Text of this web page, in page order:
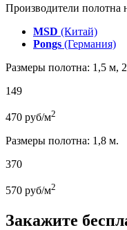
Производители полотна
MSD (Китай)
Pongs (Германия)
Размеры полотна: 1,5 м,
149
470 руб/м2
Размеры полотна: 1,8 м.
370
570 руб/м2
Закажите